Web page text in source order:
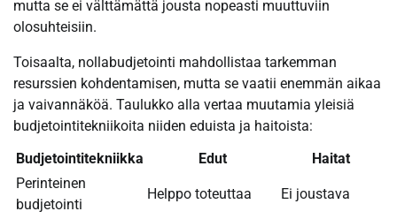
mutta se ei välttämättä jousta nopeasti muuttuviin
olosuhteisiin.
Toisaalta, nollabudjetointi mahdollistaa tarkemman
resurssien kohdentamisen, mutta se vaatii enemmän aikaa
ja vaivannäköä. Taulukko alla vertaa muutamia yleisiä
budjetointitekniikoita niiden eduista ja haitoista:
Budjetointitekniikka
Edut
Haitat
Perinteinen
budjetointi
Helppo toteuttaa Ei joustava